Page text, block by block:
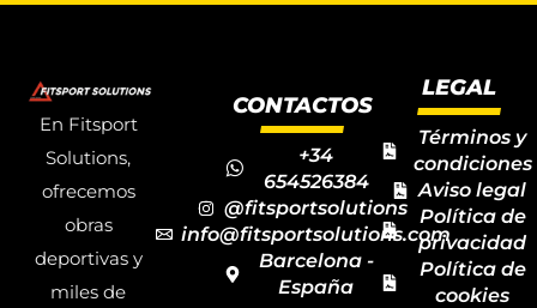
En Fitsport
Solutions,
ofrecemos
obras
deportivas y
miles de
CONTACTOS
+34
654526384
@fitsportsolutions
info@fitsportsolutions.com
Barcelona -
España
LEGAL
Términos y
condiciones
Aviso legal
Política de
privacidad
Política de
cookies